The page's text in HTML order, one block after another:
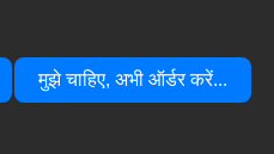
मुझे चाहिए, अभी ऑर्डर करें...